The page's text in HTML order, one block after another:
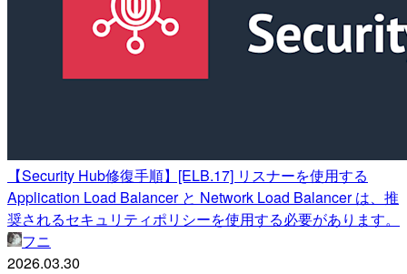
【Security Hub修復手順】[ELB.17] リスナーを使用する
Application Load Balancer と Network Load Balancer は、推
奨されるセキュリティポリシーを使用する必要があります。
フニ
2026.03.30